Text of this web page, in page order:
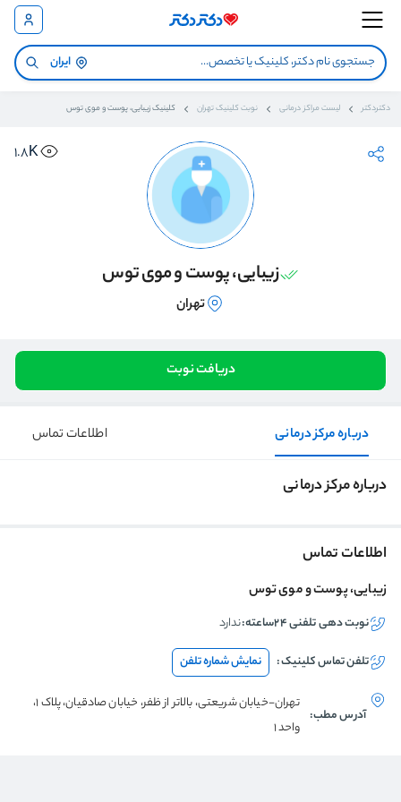
ایران
دکتردکتر لیست مراکز درمانی نوبت کلینیک تهران کلینیک زیبایی، پوست و موی توس
1.8K
زیبایی، پوست و موی توس
تهران
دریافت نوبت
درباره مرکز درمانی اطلاعات تماس
درباره مرکز درمانی
اطلاعات تماس
زیبایی، پوست و موی توس
نوبت دهی تلفنی ۲۴ساعته: ندارد
تلفن تماسکلینیک: نمایش شماره تلفن
آدرس مطب:
تهران-خیابان شریعتی، بالاتر از ظفر، خیابان صادقیان، پلاک 1،
واحد 1